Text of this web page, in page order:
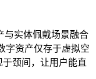
与实体佩戴场景融合
字资产仅存于虚拟空
颈间，让用户能直